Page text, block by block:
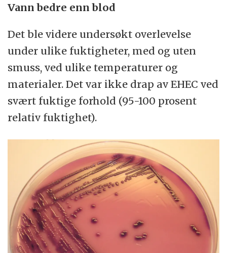
Vann bedre enn blod
Det ble videre undersøkt overlevelse
under ulike fuktigheter, med og uten
smuss, ved ulike temperaturer og
materialer. Det var ikke drap av EHEC ved
svært fuktige forhold (95-100 prosent
relativ fuktighet).